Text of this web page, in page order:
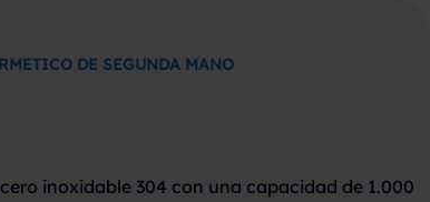
DE SEGUNDA MANO
inoxidable 304 con una capacidad de 1.000